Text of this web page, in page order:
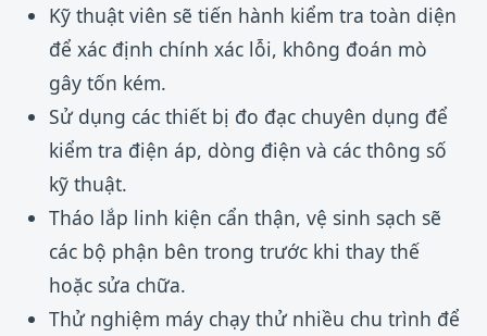
Kỹ thuật viên sẽ tiến hành kiểm tra toàn diện
để xác định chính xác lỗi, không đoán mò
gây tốn kém.
Sử dụng các thiết bị đo đạc chuyên dụng để
kiểm tra điện áp, dòng điện và các thông số
kỹ thuật.
Tháo lắp linh kiện cẩn thận, vệ sinh sạch sẽ
các bộ phận bên trong trước khi thay thế
hoặc sửa chữa.
Thử nghiệm máy chạy thử nhiều chu trình để